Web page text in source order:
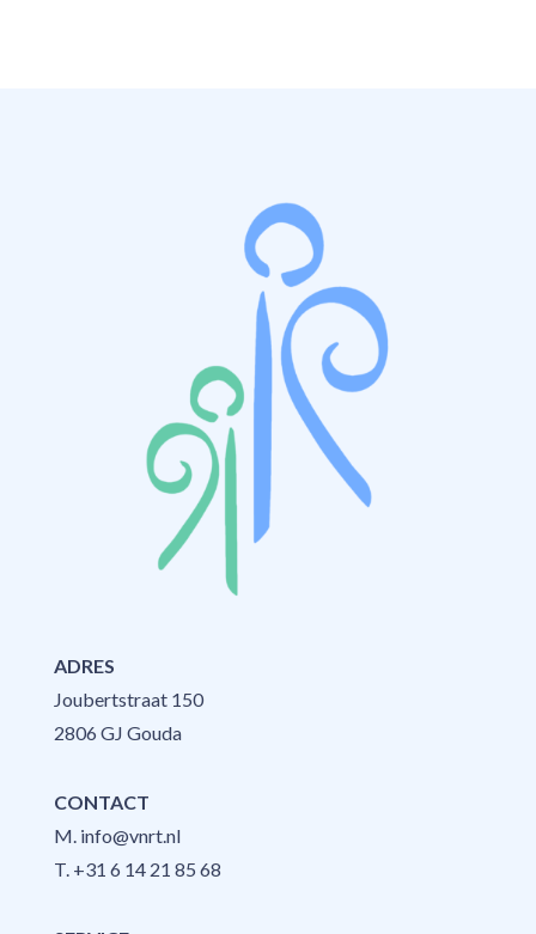
ADRES
Joubertstraat 150
2806 GJ Gouda
CONTACT
M. info@vnrt.nl
T. +31 6 14 21 85 68